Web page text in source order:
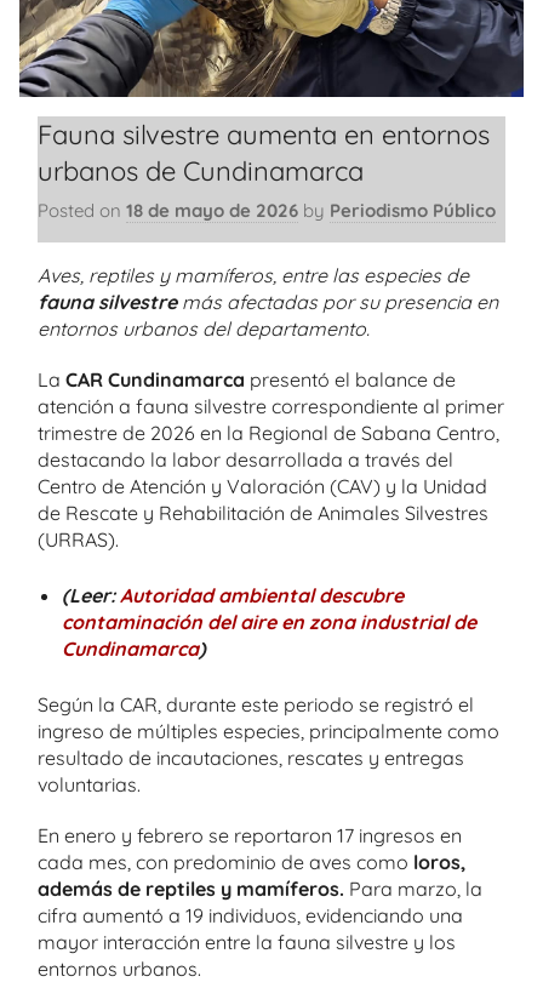
Fauna silvestre aumenta en entornos
urbanos de Cundinamarca
Posted on 18 de mayo de 2026 by Periodismo Público
Aves, reptiles y mamíferos, entre las especies de
fauna silvestremás afectadas por su presencia en
entornos urbanos del departamento.
La CAR Cundinamarca presentó el balance de
atención a fauna silvestre correspondiente al primer
trimestre de 2026 en la Regional de Sabana Centro,
destacando la labor desarrollada a través del
Centro de Atención y Valoración (CAV) y la Unidad
de Rescate y Rehabilitación de Animales Silvestres
(URRAS).
(Leer:Autoridad ambiental descubre
contaminación del aire en zona industrial de
Cundinamarca)
Según la CAR, durante este periodo se registró el
ingreso de múltiples especies, principalmente como
resultado de incautaciones, rescates y entregas
voluntarias.
En enero y febrero se reportaron 17 ingresos en
cada mes, con predominio de aves como loros,
además de reptiles y mamíferos. Para marzo, la
cifra aumentó a 19 individuos, evidenciando una
mayor interacción entre la fauna silvestre y los
entornos urbanos.